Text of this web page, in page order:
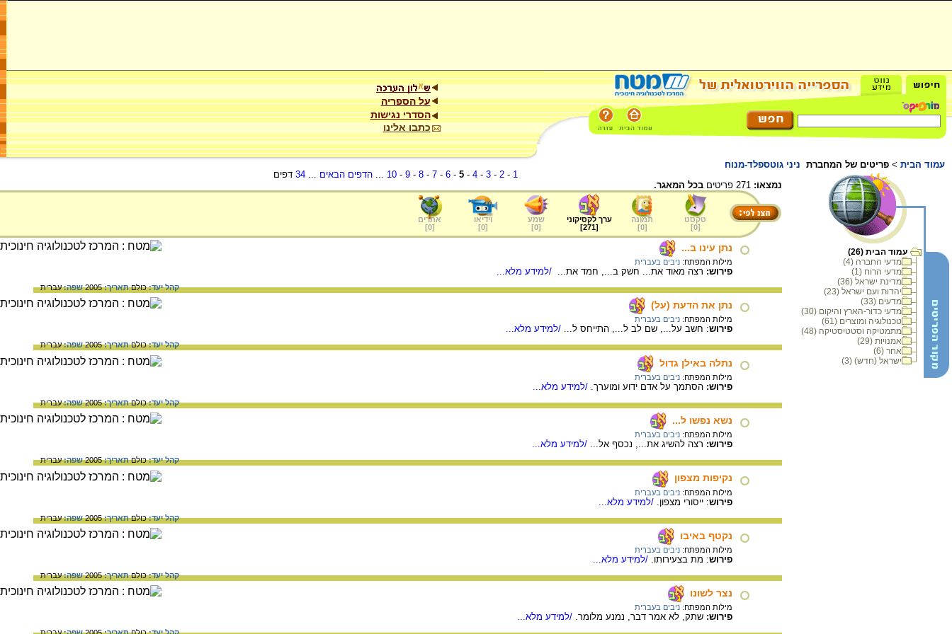
על הספריה
הסדרי נגישות
כתבו אלינו
עמוד הבית > פריטים של המחברת ניני גוטספלד-מנוח
עמוד הבית (26)
מדעי החברה (4)
מדעי הרוח (1)
מדינת ישראל (36)
יהדות ועם ישראל (23)
מדעים (33)
מדעי כדור-הארץ והיקום (30)
טכנולוגיה ומוצרים (61)
מתמטיקה וסטטיסטיקה (48)
אמנויות (29)
אחר (6)
ישראל (חדש) (3)
1
-
2
-
3
-
4
-
5
-
6
-
7
-
8
-
9
-
10
...הדפים הבאים ...
34 דפים
נמצאו:
בכל המאגר.
טקסט
[
0
]
תמונה
[
0
]
ערך לקסיקוני
[
271
]
שמע
[
0
]
וידיאו
[
0
]
אתרים
[
0
]
נתן עינו ב...
מילות המפתח: ניבים בעברית
פירוש: רצה מאוד את... חשק ב..., חמד את... /למידע מלא...
קהל יעד:כולםתאריך:2005 שפה:עברית
נתן את הדעת (על)
מילות המפתח: ניבים בעברית
פירוש: חשב על..., שם לב ל..., התייחס ל... /למידע מלא...
קהל יעד:כולםתאריך:2005 שפה:עברית
נתלה באילן גדול
מילות המפתח: ניבים בעברית
פירוש: הסתמך על אדם ידוע ומוערך. /למידע מלא...
קהל יעד:כולםתאריך:2005 שפה:עברית
נשא נפשו ל...
מילות המפתח: ניבים בעברית
פירוש: רצה להשיג את..., נכסף אל... /למידע מלא...
קהל יעד:כולםתאריך:2005 שפה:עברית
נקיפות מצפון
מילות המפתח: ניבים בעברית
פירוש: ייסורי מצפון. /למידע מלא...
קהל יעד:כולםתאריך:2005 שפה:עברית
נקטף באיבו
מילות המפתח: ניבים בעברית
פירוש: מת בצעירותו. /למידע מלא...
קהל יעד:כולםתאריך:2005 שפה:עברית
נצר לשונו
מילות המפתח: ניבים בעברית
פירוש: שתק, לא אמר דבר, נמנע מלומר. /למידע מלא...